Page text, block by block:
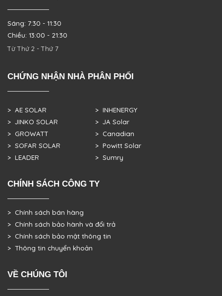
Sáng: 7:30 - 11:30
Chiều: 13:00 - 21:30
Từ Thứ 2 - Thứ 7
CHỨNG NHẬN NHÀ PHÂN PHỐI
> AE SOLAR
> JINKO SOLAR
> GROWATT
> SOFAR SOLAR
> LEADER
> INHENERGY
> JA Solar
> Canadian
> Powitt Solar
> Sumry
CHÍNH SÁCH CÔNG TY
> Chính sách bán hàng
> Chính sách bảo hành và đổi trả
> Chính sách bảo mật thông tin
> Thông tin chuyển khoản
VỀ CHÚNG TÔI